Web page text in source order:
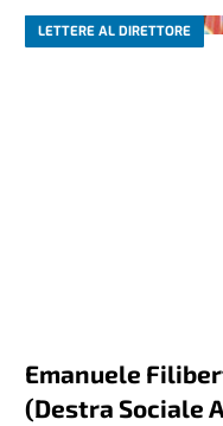
LETTERE AL DIRETTORE
Emanuele
(Destra Sociale